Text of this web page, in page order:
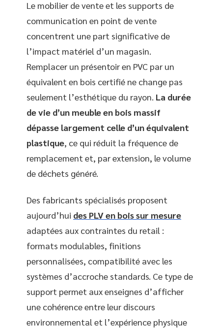
Le mobilier de vente et les supports de
communication en point de vente
concentrent une part significative de
l’impact matériel d’un magasin.
Remplacer un présentoir en PVC par un
équivalent en bois certifié ne change pas
seulement l’esthétique du rayon. La durée
de vie d’un meuble en bois massif
dépasse largement celle d’un équivalent
plastique, ce qui réduit la fréquence de
remplacement et, par extension, le volume
de déchets généré.
Des fabricants spécialisés proposent
aujourd’hui des PLV en bois sur mesure
adaptées aux contraintes du retail :
formats modulables, finitions
personnalisées, compatibilité avec les
systèmes d’accroche standards. Ce type de
support permet aux enseignes d’afficher
une cohérence entre leur discours
environnemental et l’expérience physique